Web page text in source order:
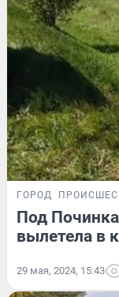
ГОРОД
Под
вылетела в
29 мая, 2024, 15:43